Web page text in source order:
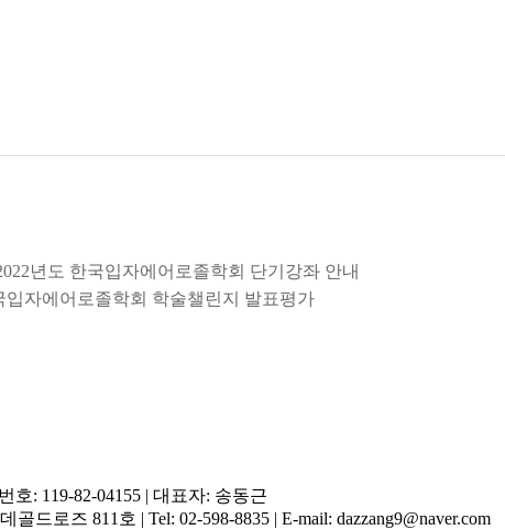
년도 한국입자에어로졸학회 단기강좌 안내
입자에어로졸학회 학술챌린지 발표평가
호: 119-82-04155 | 대표자: 송동근
골드로즈 811호 | Tel: 02-598-8835 | E-mail: dazzang9@naver.com